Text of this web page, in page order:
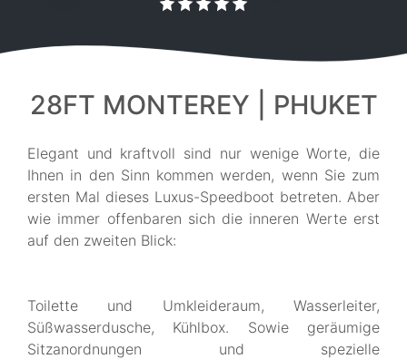
28FT MONTEREY | PHUKET
Elegant und kraftvoll sind nur wenige Worte, die
Ihnen in den Sinn kommen werden, wenn Sie zum
ersten Mal dieses Luxus-Speedboot betreten. Aber
wie immer offenbaren sich die inneren Werte erst
auf den zweiten Blick:
Toilette und Umkleideraum, Wasserleiter,
Süßwasserdusche, Kühlbox. Sowie geräumige
Sitzanordnungen und spezielle